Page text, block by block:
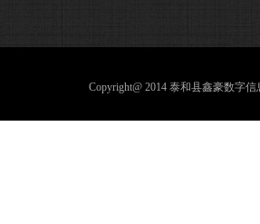
Copyright@ 2014 泰和县鑫豪数字